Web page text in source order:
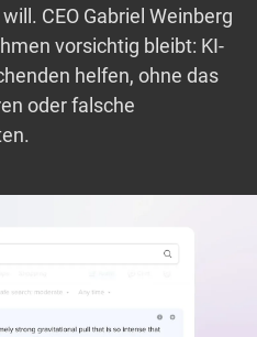
CEO Gabriel Weinberg
vorsichtig bleibt: KI-
helfen, ohne das
oder falsche